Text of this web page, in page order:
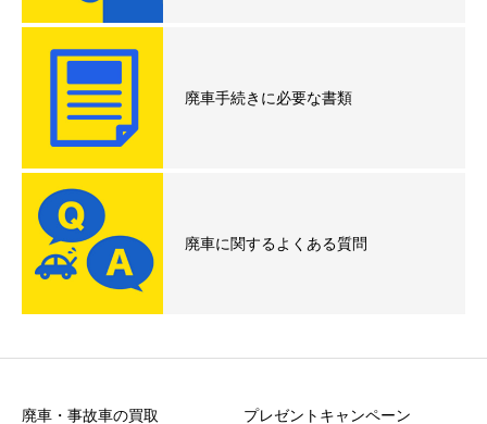
廃車手続きに必要な書類
廃車に関するよくある質問
廃車・事故車の買取 プレゼントキャンペーン